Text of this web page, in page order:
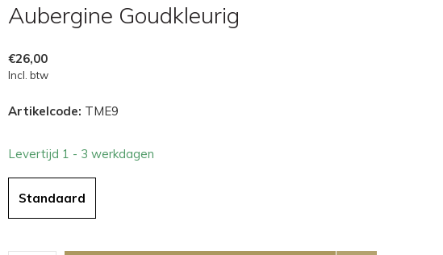
Aubergine Goudkleurig
€26,00
Incl. btw
Artikelcode: TME9
Levertijd 1 - 3 werkdagen
Standaard